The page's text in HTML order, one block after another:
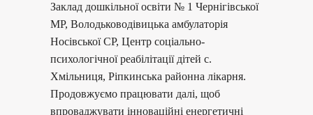
Заклад дошкільної освіти № 1 Чернігівської
МР, Володьководівицька амбулаторія
Носівської СР, Центр соціально-
психологічної реабілітації дітей с.
Хмільниця, Ріпкинська районна лікарня.
Продовжуємо працювати далі, щоб
впроваджувати інноваційні енергетичні